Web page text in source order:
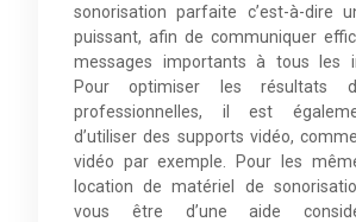
sonorisation parfaite c’est-à-dire
puissant, afin de communiquer
messages importants à tous les
Pour optimiser les résultats
professionnelles, il est
d’utiliser des supports vidéo,
vidéo par exemple. Pour les
location de matériel de
vous être d’une aide